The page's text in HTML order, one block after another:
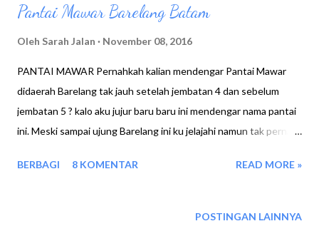
Pantai Mawar Barelang Batam
Oleh Sarah Jalan November 08, 2016
PANTAI MAWAR Pernahkah kalian mendengar Pantai Mawar
didaerah Barelang tak jauh setelah jembatan 4 dan sebelum
jembatan 5 ? kalo aku jujur baru baru ini mendengar nama pantai
ini. Meski sampai ujung Barelang ini ku jelajahi namun tak pernah
datang dari teman yang pernah kesana, berbekal info dari
disekitar jembatan 4 juga kurang tau pantai mawar, yang mereka
BERBAGI 8 KOMENTAR READ MORE »
POSTINGAN LAINNYA